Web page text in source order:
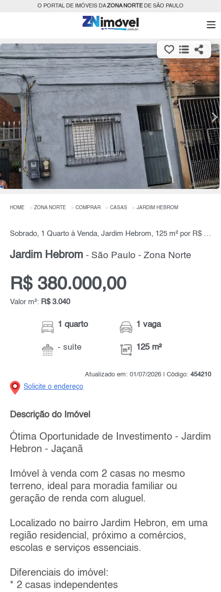
O PORTAL DE IMÓVEIS DAZONA NORTEDE SÃO PAULO
HOME ZONA NORTE COMPRAR CASAS JARDIM HEBROM
Sobrado, 1 Quarto à Venda, Jardim Hebrom, 125 m² por R$ 380.000,00
Jardim Hebrom - São Paulo - Zona Norte
R$ 380.000,00
Valor m²: R$ 3.040
1 quarto
- suíte
1 vaga
125 m²
Atualizado em: 01/07/2026 | Código: 454210
Solicite o endereço
Descrição do Imóvel
Ótima Oportunidade de Investimento - Jardim
Hebron - Jaçanã
Imóvel à venda com 2 casas no mesmo
terreno, ideal para moradia familiar ou
geração de renda com aluguel.
Localizado no bairro Jardim Hebron, em uma
região residencial, próximo a comércios,
escolas e serviços essenciais.
Diferenciais do imóvel:
* 2 casas independentes